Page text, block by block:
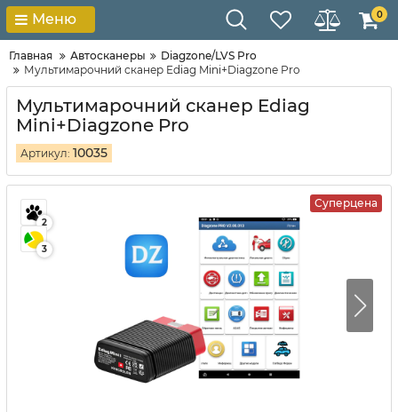
Меню 0
Главная Автосканеры
Diagzone/LVS Pro
Мультимарочний сканер Ediag Mini+Diagzone Pro
Мультимарочний сканер Ediag
Mini+Diagzone Pro
Артикул: 10035
Суперцена
2
3